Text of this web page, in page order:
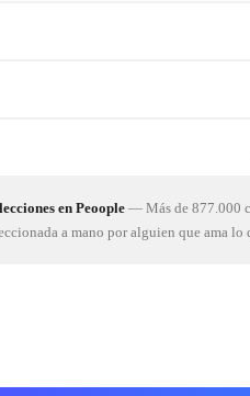
en Peoople— Más de 877.000
a mano por alguien que ama lo